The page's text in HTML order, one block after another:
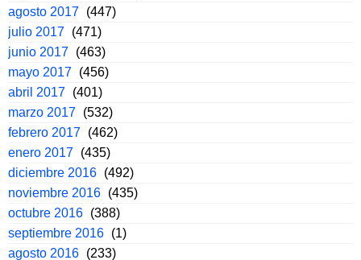
agosto 2017 (447)
julio 2017 (471)
junio 2017 (463)
mayo 2017 (456)
abril 2017 (401)
marzo 2017 (532)
febrero 2017 (462)
enero 2017 (435)
diciembre 2016 (492)
noviembre 2016 (435)
octubre 2016 (388)
septiembre 2016 (1)
agosto 2016 (233)